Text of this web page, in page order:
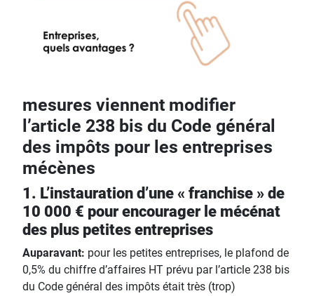
mesures viennent modifier
l’article 238 bis du Code général
des impôts pour les entreprises
mécènes
1. L’instauration d’une « franchise » de
10 000 € pour encourager le mécénat
des plus petites entreprises
Auparavant: pour les petites entreprises, le plafond de
0,5% du chiffre d’affaires HT prévu par l’article 238 bis
du Code général des impôts était très (trop)